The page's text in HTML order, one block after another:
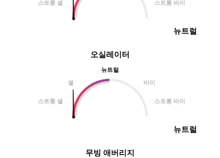
오실레이터
뉴트럴
셀
바이
스트롱 셀 스트롱 바이
뉴트럴
스트롱 셀 스트롱 바이
뉴트럴
무빙 애버리지